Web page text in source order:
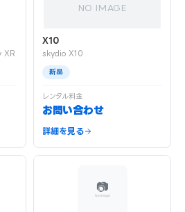
XR
NO IMAGE
X10
skydio X10
新品
レンタル料金
お問い合わせ
詳細を見る